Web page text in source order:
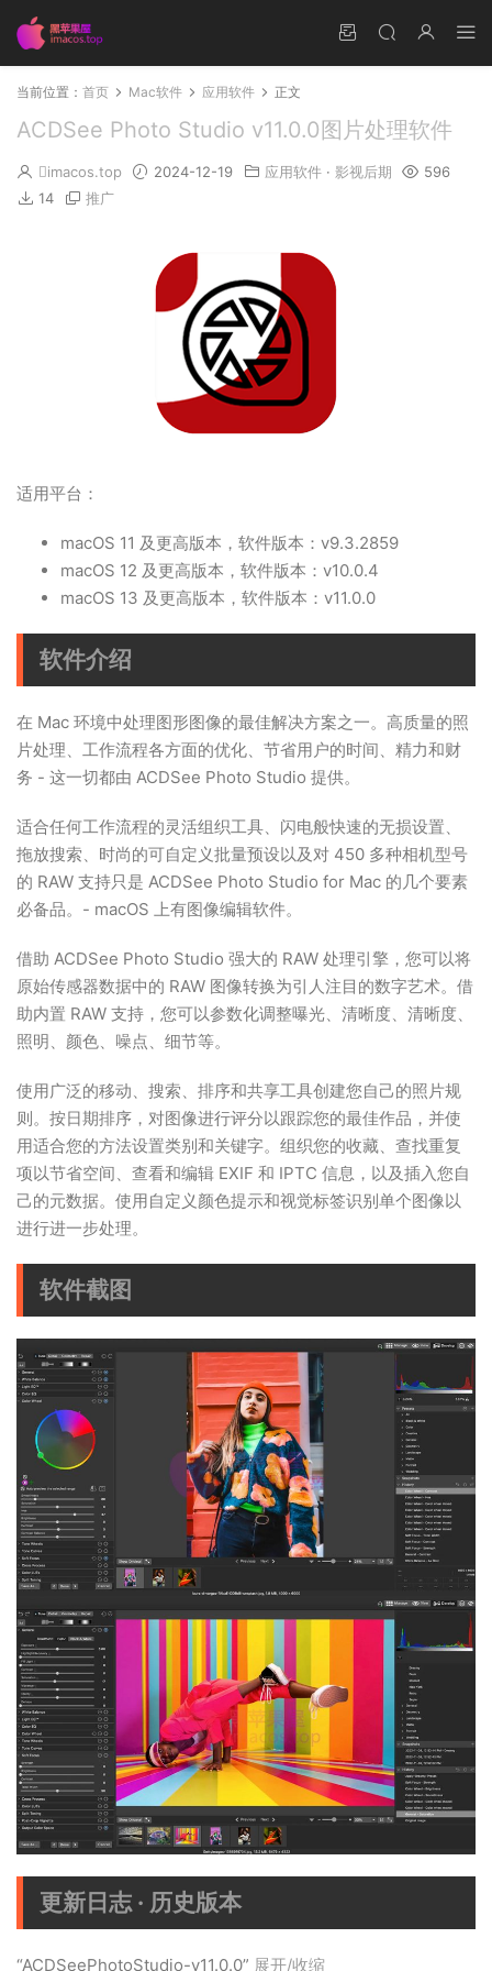
当前位置： 首页 Mac软件 应用软件 正文
ACDSee Photo Studio v11.0.0图片处理软件
imacos.top 2024-12-19 应用软件 · 影视后期
596
14
推广
适用平台：
macOS 11 及更高版本，软件版本：v9.3.2859
macOS 12 及更高版本，软件版本：v10.0.4
macOS 13 及更高版本，软件版本：v11.0.0
软件介绍
在 Mac 环境中处理图形图像的最佳解决方案之一。高质量的照
片处理、工作流程各方面的优化、节省用户的时间、精力和财
务 - 这一切都由 ACDSee Photo Studio 提供。
适合任何工作流程的灵活组织工具、闪电般快速的无损设置、
拖放搜索、时尚的可自定义批量预设以及对 450 多种相机型号
的 RAW 支持只是 ACDSee Photo Studio for Mac 的几个要素
必备品。- macOS 上有图像编辑软件。
借助 ACDSee Photo Studio 强大的 RAW 处理引擎，您可以将
原始传感器数据中的 RAW 图像转换为引人注目的数字艺术。借
助内置 RAW 支持，您可以参数化调整曝光、清晰度、清晰度、
照明、颜色、噪点、细节等。
使用广泛的移动、搜索、排序和共享工具创建您自己的照片规
则。按日期排序，对图像进行评分以跟踪您的最佳作品，并使
用适合您的方法设置类别和关键字。组织您的收藏、查找重复
项以节省空间、查看和编辑 EXIF 和 IPTC 信息，以及插入您自
己的元数据。使用自定义颜色提示和视觉标签识别单个图像以
进行进一步处理。
软件截图
更新日志 · 历史版本
“ACDSeePhotoStudio-v11.0.0” 展开/收缩